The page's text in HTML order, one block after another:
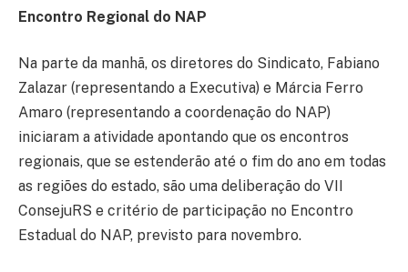
Encontro Regional do NAP
Na parte da manhã, os diretores do Sindicato, Fabiano
Zalazar (representando a Executiva) e Márcia Ferro
Amaro (representando a coordenação do NAP)
iniciaram a atividade apontando que os encontros
regionais, que se estenderão até o fim do ano em todas
as regiões do estado, são uma deliberação do VII
ConsejuRS e critério de participação no Encontro
Estadual do NAP, previsto para novembro.